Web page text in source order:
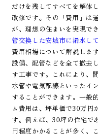
だけを残してすべてを解体
改修です。その「費用」は
が、理想の住まいを実現で
管交換した安城市に漏水し
費用相場について解説しま
設備、配管などを全て撤去
す工事です。これにより、
水管や電気配線といったイ
することができます。一般
ム費用は、坪単価で30万円
す。例えば、30坪の住宅で
円程度かかることが多く、